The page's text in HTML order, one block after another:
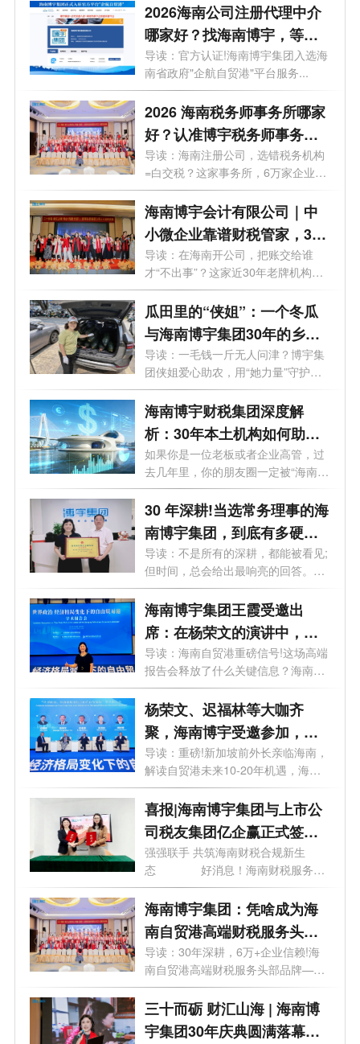
2026海南公司注册代理中介
哪家好？找海南博宇，等于
上了"官方保险"
导读：官方认证!海南博宇集团入选海
南省政府"企航自贸港"平台服务...
2026 海南税务师事务所哪家
好？认准博宇税务师事务
所，做企业身边的 “自贸港合
规卫士”
导读：海南注册公司，选错税务机构
=白交税？这家事务所，6万家企业的
选择...
海南博宇会计有限公司｜中
小微企业靠谱财税管家，30
年本土深耕，6 万 + 老板放
心选择
导读：在海南开公司，把账交给谁
才“不出事”？这家近30年老牌机构给
出了...
瓜田里的“侠姐”：一个冬瓜
与海南博宇集团30年的乡土
守望
导读：一毛钱一斤无人问津？博宇集
团侠姐爱心助农，用“她力量”守护海
南...
海南博宇财税集团深度解
析：30年本土机构如何助企
业落地自贸港？
如果你是一位老板或者企业高管，过
去几年里，你的朋友圈一定被“海南自
贸...
30 年深耕!当选常务理事的海
南博宇集团，到底有多硬
核？
导读：不是所有的深耕，都能被看见;
但时间，总会给出最响亮的回答。海
南...
海南博宇集团王霞受邀出
席：在杨荣文的演讲中，读
懂自贸港下一步
导读：海南自贸港重磅信号!这场高端
报告会释放了什么关键信息？海南博
宇...
杨荣文、迟福林等大咖齐
聚，海南博宇受邀参加，这
场会议讲了啥？
导读：重磅!新加坡前外长亲临海南，
解读自贸港未来10-20年机遇，海南
博宇紧...
喜报|海南博宇集团与上市公
司税友集团亿企赢正式签约
合作
强强联手 共筑海南财税合规新生
态 好消息！海南财税服务领
域迎来...
海南博宇集团：凭啥成为海
南自贸港高端财税服务头部
品牌？
导读：30年深耕，6万+企业信赖!海
南自贸港高端财税服务头部品牌——
博宇集...
三十而砺 财汇山海 | 海南博
宇集团30年庆典圆满落幕，